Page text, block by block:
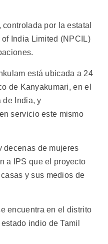
por la estatal
India Limited (NPCIL)
está ubicada a 24
de Kanyakumari, en el
de India, y
servicio este mismo
decenas de mujeres
a IPS que el proyecto
y sus medios de
encuentra en el distrito
indio de Tamil